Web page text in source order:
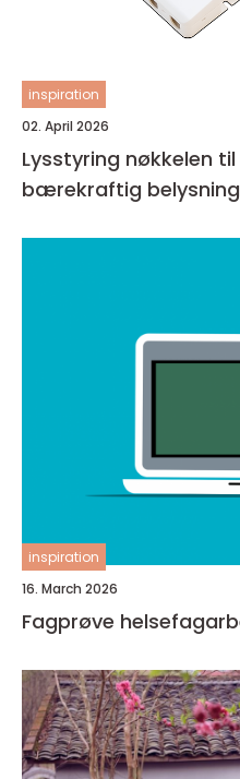
inspiration
02. April 2026
Lysstyring nøkkelen til smartere og mer
bærekraftig belysning
inspiration
16. March 2026